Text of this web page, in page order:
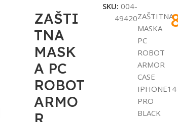
ZAŠTI
TNA
MASK
A PC
ROBOT
ARMO
R
SKU: 004-
49420ZAŠTITNA
MASKA
PC
ROBOT
ARMOR
CASE
IPHONE14
PRO
BLACK